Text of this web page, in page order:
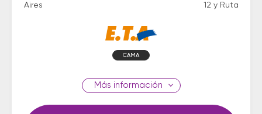
Aires
12 y Ruta
CAMA
información